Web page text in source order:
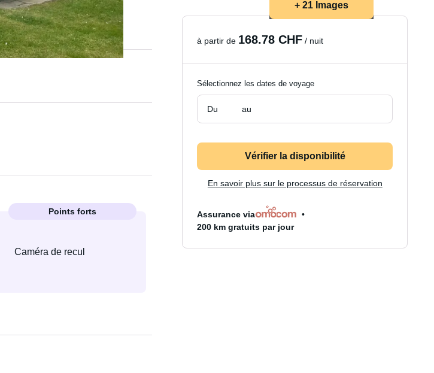
+ 21 Images
Points forts
Caméra de recul
à partir de 168.78 CHF / nuit
Sélectionnez les dates de voyage
Du au
Vérifier la disponibilité
En savoir plus sur le processus de réservation
Assurance via
200 km gratuits par jour